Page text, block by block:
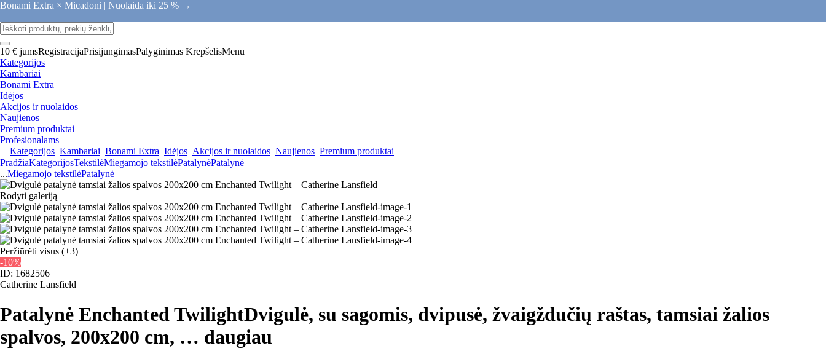
Bonami Extra × Micadoni | Nuolaida iki 25 % →
10 € jumsRegistracijaPrisijungimasPalyginimas KrepšelisMenu
Kategorijos
Kambariai
Bonami Extra
Idėjos
Akcijos ir nuolaidos
Naujienos
Premium produktai
Profesionalams
Kategorijos Kambariai Bonami Extra Idėjos Akcijos ir nuolaidos Naujienos Premium produktai
PradžiaKategorijosTekstilėMiegamojo tekstilėPatalynėPatalynė
...Miegamojo tekstilėPatalynė
Rodyti galeriją
Peržiūrėti visus (+3)
-10%
ID: 1682506
Catherine Lansfield
Patalynė Enchanted TwilightDvigulė, su sagomis, dvipusė, žvaigždučių raštas, tamsiai žalios
spalvos, 200x200 cm, … daugiau